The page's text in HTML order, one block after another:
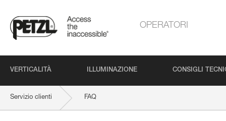
OPERATORI
VERTICALITÀ ILLUMINAZIONE CONSIGLI
Servizio clienti FAQ